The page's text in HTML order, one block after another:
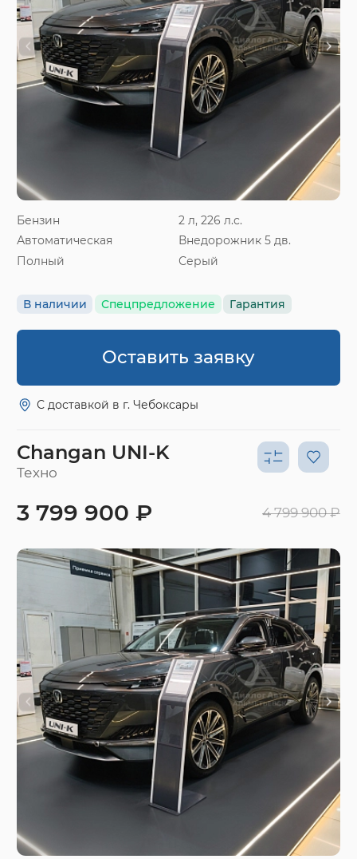
Бензин
2 л, 226 л.с.
Автоматическая
Внедорожник 5 дв.
Полный
Серый
В наличии Спецпредложение Гарантия
Оставить заявку
С доставкой в г. Чебоксары
Changan UNI-K
Техно
3 799 900 ₽ 4 799 900 ₽